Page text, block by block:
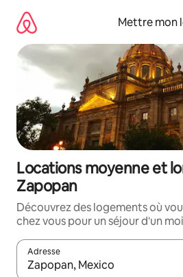
directement
contenu
Mettre mon
Locations moyenne et
Zapopan
Découvrez des logements où
chez vous pour un séjour d'un
Adresse
Lorsque les résultats s'affichent,